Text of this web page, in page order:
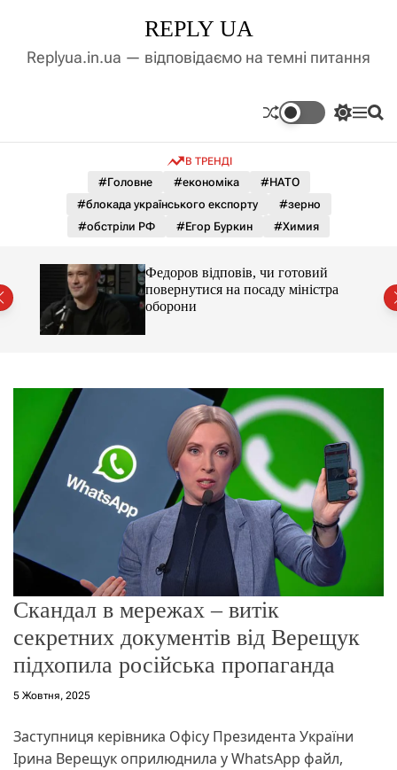
д
у
REPLY UA
Replyua.in.ua — відповідаємо на темні питання
П
к
а
о
л
ь
г
о
р
ж
м
у
М П
В ТРЕНДІ
#Головне #економіка
#НАТО
#блокада українського експорту
#зерно
#обстріли РФ
#Егор Буркин #Химия
Федоров відповів, чи готовий
повернутися на посаду міністра
оборони
Скандал в мережах – витік
секретних документів від Верещук
підхопила російська пропаганда
5 Жовтня, 2025
Заступниця керівника Офісу Президента України
Ірина Верещук оприлюднила у WhatsApp файл,